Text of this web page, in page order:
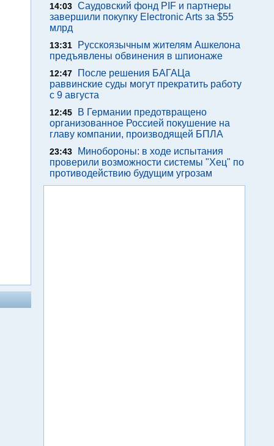
14:03 Саудовский фонд PIF и партнеры
завершили покупку Electronic Arts за $55
млрд
13:31
Русскоязычным жителям Ашкелона
предъявлены обвинения в шпионаже
12:47
После решения БАГАЦа
раввинские суды могут прекратить работу
с 9 августа
12:45
В Германии предотвращено
организованное Россией покушение на
главу компании, производящей БПЛА
23:43
Минобороны: в ходе испытания
проверили возможности системы "Хец" по
противодействию будущим угрозам